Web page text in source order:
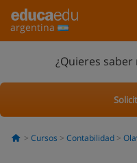
argentina
¿Quieres
Cursos Contabilidad